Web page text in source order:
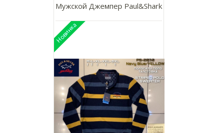
Мужской Джемпер Paul&Shark